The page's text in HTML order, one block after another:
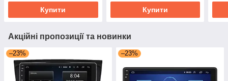
Купити Купити
Акційні пропозиції та новинки
–23% –23%